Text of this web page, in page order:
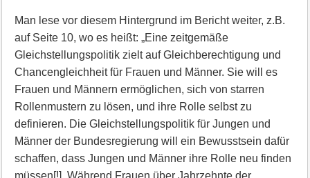
Man lese vor diesem Hintergrund im Bericht weiter, z.B.
auf Seite 10, wo es heißt: „Eine zeitgemäße
Gleichstellungspolitik zielt auf Gleichberechtigung und
Chancengleichheit für Frauen und Männer. Sie will es
Frauen und Männern ermöglichen, sich von starren
Rollenmustern zu lösen, und ihre Rolle selbst zu
definieren. Die Gleichstellungspolitik für Jungen und
Männer der Bundesregierung will ein Bewusstsein dafür
schaffen, dass Jungen und Männer ihre Rolle neu finden
müssen[!]. Während Frauen über Jahrzehnte der